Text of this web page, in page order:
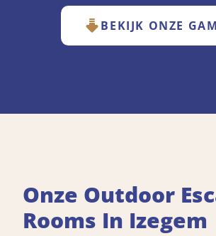
BEKIJK ONZE
Onze Outdoor
Rooms In Izegem